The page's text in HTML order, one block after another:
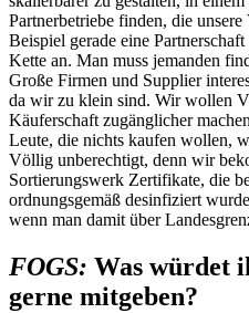
Partnerbetriebe finden, die
Beispiel gerade eine
Kette an. Man muss jemanden
Große Firmen und Supplier
da wir zu klein sind. Wir wollen
Käuferschaft zugänglicher
Leute, die nichts kaufen wollen,
Völlig unberechtigt, denn wir
Sortierungswerk Zertifikate, die
ordnungsgemäß desinfiziert
wenn man damit über
FOGS: Was würdet
gerne mitgeben?